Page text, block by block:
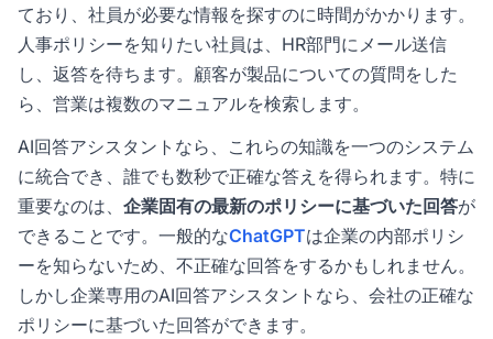
ており、社員が必要な情報を探すのに時間がかかります。
人事ポリシーを知りたい社員は、HR部門にメール送信
し、返答を待ちます。顧客が製品についての質問をした
ら、営業は複数のマニュアルを検索します。
AI回答アシスタントなら、これらの知識を一つのシステム
に統合でき、誰でも数秒で正確な答えを得られます。特に
重要なのは、 企業固有の最新のポリシーに基づいた回答が
できることです。一般的なChatGPTは企業の内部ポリシ
ーを知らないため、不正確な回答をするかもしれません。
しかし企業専用のAI回答アシスタントなら、会社の正確な
ポリシーに基づいた回答ができます。